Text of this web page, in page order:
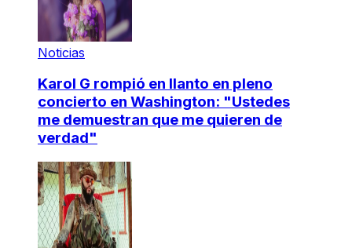
Noticias
Karol G rompió en llanto en pleno
concierto en Washington: "Ustedes
me demuestran que me quieren de
verdad"